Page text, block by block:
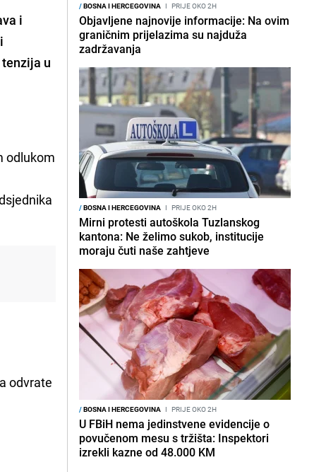
i
u
odlukom
odvrate
/BOSNA I HERCEGOVINA I PRIJE OKO 2H
Objavljene najnovije informacije: Na ovim
graničnim prijelazima su najduža
zadržavanja
/BOSNA I HERCEGOVINA I PRIJE OKO 2H
Mirni protesti autoškola Tuzlanskog
kantona: Ne želimo sukob, institucije
moraju čuti naše zahtjeve
/BOSNA I HERCEGOVINA I PRIJE OKO 2H
U FBiH nema jedinstvene evidencije o
povučenom mesu s tržišta: Inspektori
izrekli kazne od 48.000 KM